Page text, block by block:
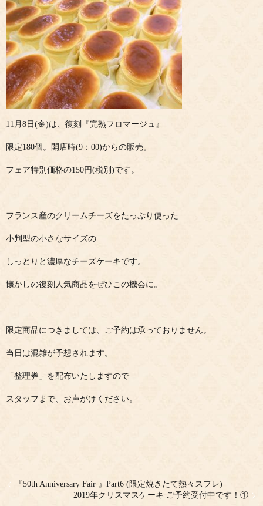
11月8日(金)は、復刻『完熟フロマージュ』
限定180個。開店時(9：00)からの販売。
フェア特別価格の150円(税別)です。
フランス産のクリームチーズをたっぷり使った
小判型の小さなサイズの
しっとりと濃厚なチーズケーキです。
懐かしの復刻人気商品をぜひこの機会に。
限定商品につきましては、ご予約は承っておりません。
当日は混雑が予想されます。
「整理券」を配布いたしますので
スタッフまで、お声がけください。
『50th Anniversary Fair 』Part6 (限定焼きたて熱々スフレ)
2019年クリスマスケーキ ご予約受付中です！①